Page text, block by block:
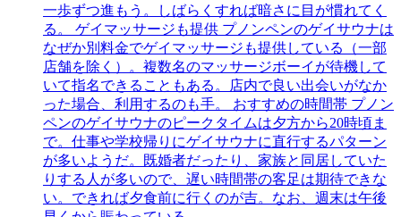
一歩ずつ進もう。しばらくすれば暗さに目が慣れてく
る。 ゲイマッサージも提供 プノンペンのゲイサウナは
なぜか別料金でゲイマッサージも提供している（一部
店舗を除く）。複数名のマッサージボーイが待機して
いて指名できることもある。店内で良い出会いがなか
った場合、利用するのも手。 おすすめの時間帯 プノン
ペンのゲイサウナのピークタイムは夕方から20時頃ま
で。仕事や学校帰りにゲイサウナに直行するパターン
が多いようだ。既婚者だったり、家族と同居していた
りする人が多いので、遅い時間帯の客足は期待できな
い。できれば夕食前に行くのが吉。なお、週末は午後